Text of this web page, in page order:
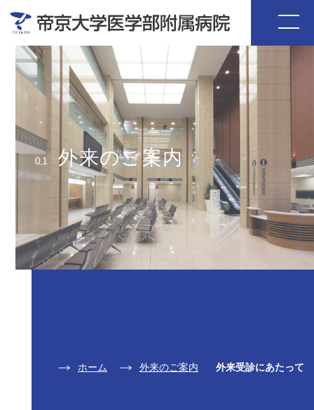
01 外来のご案内
ホーム 外来のご案内 外来受診にあたって